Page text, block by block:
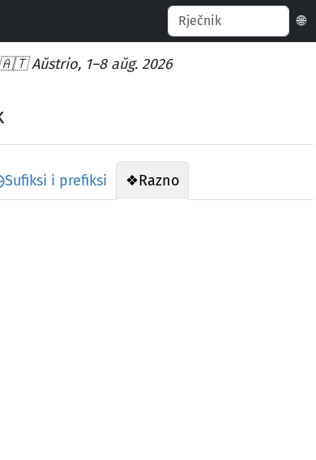
🌐
Aŭstrio, 1–8 aŭg. 2026
Sufiksi i prefiksi ❖Razno